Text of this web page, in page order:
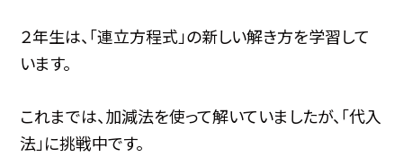
２年生は、「連立方程式」の新しい解き方を学習して
います。
これまでは、加減法を使って解いていましたが、「代入
法」に挑戦中です。